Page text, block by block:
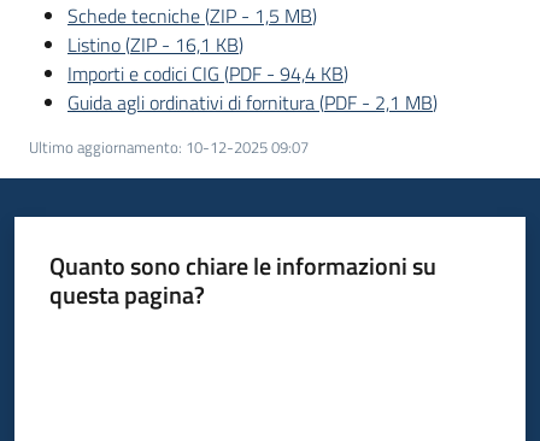
Schede tecniche(ZIP - 1,5 MB)
Listino(ZIP - 16,1 KB)
Importi e codici CIG (PDF - 94,4 KB)
Guida agli ordinativi di fornitura(PDF - 2,1 MB)
Ultimo aggiornamento: 10-12-2025 09:07
Quanto sono chiare le informazioni su
questa pagina?